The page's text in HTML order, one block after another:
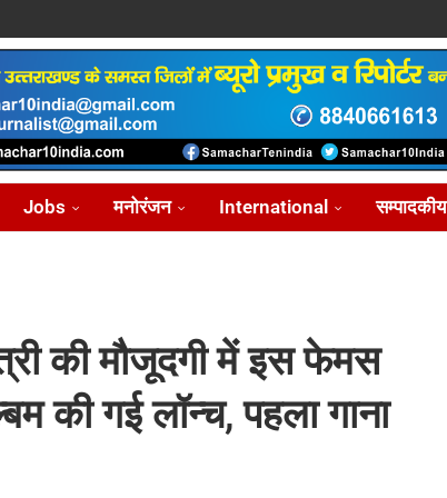
Jobs मनोरंजन International सम्पादकीय
की मौजूदगी में इस फेमस
की गई लॉन्च, पहला गाना